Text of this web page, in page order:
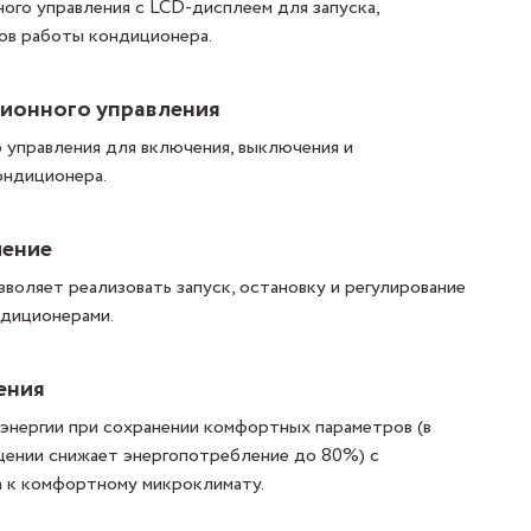
управления с LCD-дисплеем для запуска,
работы кондиционера.
управления
для включения, выключения и
реализовать запуск, остановку и регулирование
при сохранении комфортных параметров (в
снижает энергопотребление до 80%) с
комфортному микроклимату.